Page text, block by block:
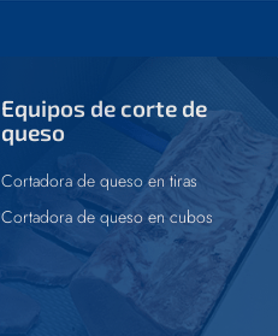
Equipos de corte de
queso
Cortadora de queso en tiras
Cortadora de queso en cubos